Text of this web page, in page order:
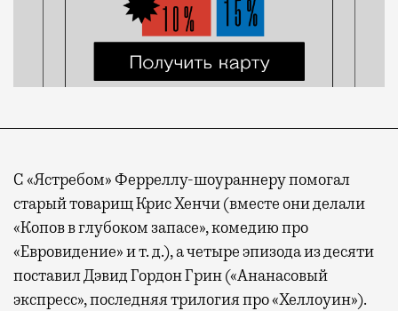
С «Ястребом» Ферреллу-шоураннеру помогал
старый товарищ Крис Хенчи (вместе они делали
«Копов в глубоком запасе», комедию про
«Евровидение» и т. д.), а четыре эпизода из десяти
поставил Дэвид Гордон Грин («Ананасовый
экспресс», последняя трилогия про «Хеллоуин»).